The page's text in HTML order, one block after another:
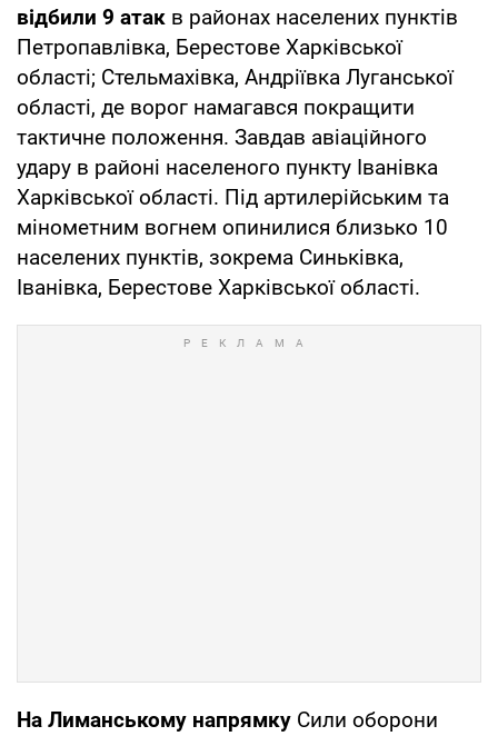
відбили 9 атак в районах населених пунктів
Петропавлівка, Берестове Харківської
області; Стельмахівка, Андріївка Луганської
області, де ворог намагався покращити
тактичне положення. Завдав авіаційного
удару в районі населеного пункту Іванівка
Харківської області. Під артилерійським та
мінометним вогнем опинилися близько 10
населених пунктів, зокрема Синьківка,
Іванівка, Берестове Харківської області.
На Лиманському напрямку Сили оборони